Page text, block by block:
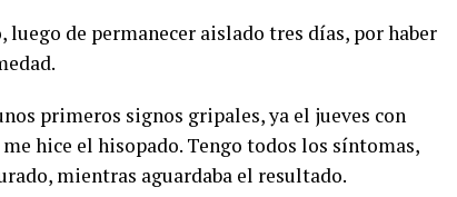
de permanecer aislado tres días, por haber
primeros signos gripales, ya el jueves con
hice el hisopado. Tengo todos los síntomas,
mientras aguardaba el resultado.